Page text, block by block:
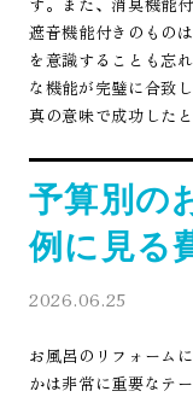
遮音機能付きのもの
を意識することも忘
な機能が完璧に合致
真の意味で成功した
予算別の
例に見る
2026.06.25
お風呂のリフォーム
かは非常に重要なテ